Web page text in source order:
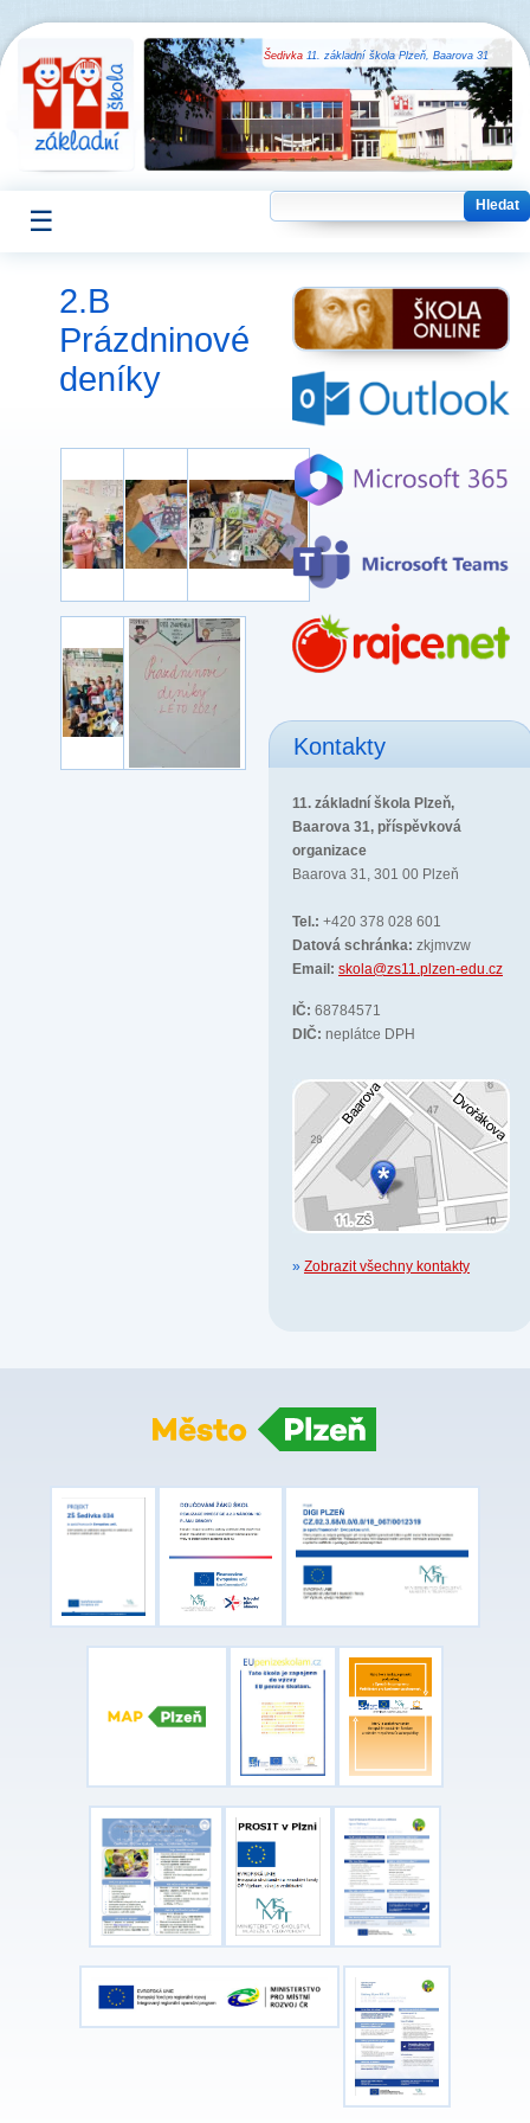
Šedivka 11. základní škola Plzeň, Baarova 31
☰
2.B
Prázdninové
deníky
Kontakty
11. základní škola Plzeň,
Baarova 31, příspěvková
organizace
Baarova 31, 301 00 Plzeň
Tel.: +420 378 028 601
Datová schránka: zkjmvzw
Email: skola@zs11.plzen-edu.cz
IČ: 68784571
DIČ: neplátce DPH
» Zobrazit všechny kontakty